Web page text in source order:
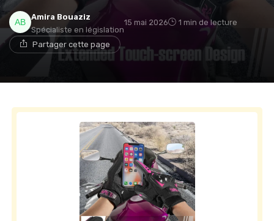
Amira Bouaziz
Spécialiste en législation
15 mai 2026 1 min de lecture
Partager cette page